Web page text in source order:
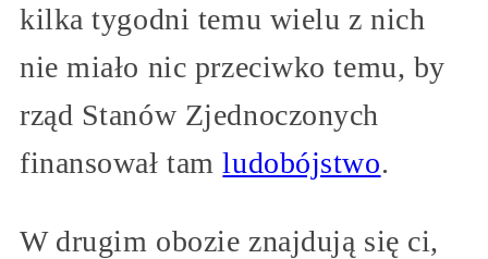
kilka tygodni temu wielu z nich
nie miało nic przeciwko temu, by
rząd Stanów Zjednoczonych
finansował tamludobójstwo.
W drugim obozie znajdują się ci,